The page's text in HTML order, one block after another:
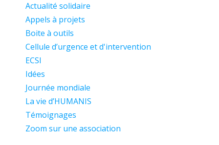
Actualité solidaire
Appels à projets
Boite à outils
Cellule d’urgence et d'intervention
ECSI
Idées
Journée mondiale
La vie d’HUMANIS
Témoignages
Zoom sur une association